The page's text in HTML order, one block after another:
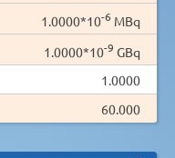
1.0000*10-6 MBq
1.0000*10-9 GBq
1.0000
60.000